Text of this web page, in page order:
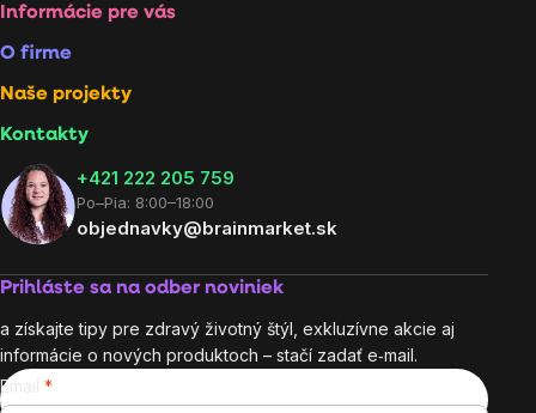
Informácie pre vás
O firme
Naše projekty
Kontakty
+421 222 205 759
Po–Pia: 8:00–18:00
objednavky@brainmarket.sk
Prihláste sa na odber noviniek
a získajte tipy pre zdravý životný štýl, exkluzívne akcie aj
informácie o nových produktoch – stačí zadať e‑mail.
Email